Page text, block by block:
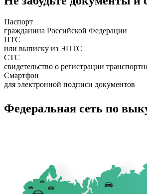
Паспорт
гражданина Российской Федерации
ПТС
или выписку из ЭПТС
СТС
свидетельство о регистрации
Смартфон
для электронной подписи документов
Федеральная сеть по